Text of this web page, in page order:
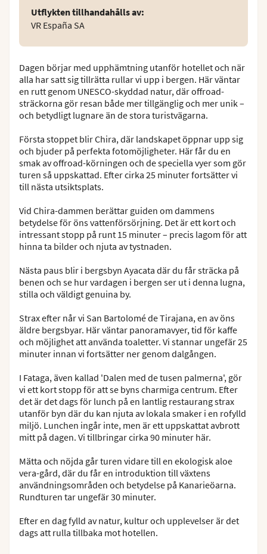
Utflykten tillhandahålls av:
VR España SA
Dagen börjar med upphämtning utanför hotellet och när
alla har satt sig tillrätta rullar vi upp i bergen. Här väntar
en rutt genom UNESCO-skyddad natur, där offroad-
sträckorna gör resan både mer tillgänglig och mer unik –
och betydligt lugnare än de stora turistvägarna.
Första stoppet blir Chira, där landskapet öppnar upp sig
och bjuder på perfekta fotomöjligheter. Här får du en
smak av offroad-körningen och de speciella vyer som gör
turen så uppskattad. Efter cirka 25 minuter fortsätter vi
till nästa utsiktsplats.
Vid Chira-dammen berättar guiden om dammens
betydelse för öns vattenförsörjning. Det är ett kort och
intressant stopp på runt 15 minuter – precis lagom för att
hinna ta bilder och njuta av tystnaden.
Nästa paus blir i bergsbyn Ayacata där du får sträcka på
benen och se hur vardagen i bergen ser ut i denna lugna,
stilla och väldigt genuina by.
Strax efter når vi San Bartolomé de Tirajana, en av öns
äldre bergsbyar. Här väntar panoramavyer, tid för kaffe
och möjlighet att använda toaletter. Vi stannar ungefär 25
minuter innan vi fortsätter ner genom dalgången.
I Fataga, även kallad 'Dalen med de tusen palmerna', gör
vi ett kort stopp för att se byns charmiga centrum. Efter
det är det dags för lunch på en lantlig restaurang strax
utanför byn där du kan njuta av lokala smaker i en rofylld
miljö. Lunchen ingår inte, men är ett uppskattat avbrott
mitt på dagen. Vi tillbringar cirka 90 minuter här.
Mätta och nöjda går turen vidare till en ekologisk aloe
vera-gård, där du får en introduktion till växtens
användningsområden och betydelse på Kanarieöarna.
Rundturen tar ungefär 30 minuter.
Efter en dag fylld av natur, kultur och upplevelser är det
dags att rulla tillbaka mot hotellen.